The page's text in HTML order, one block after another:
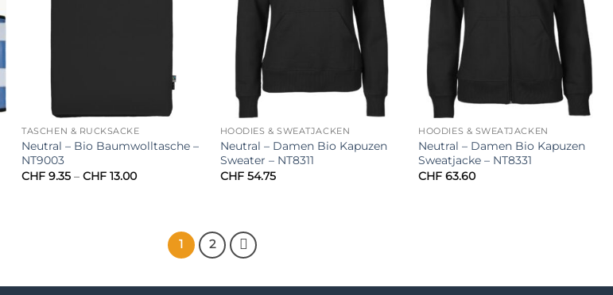
TASCHEN & RUCKSÄCKE
Neutral – Bio Baumwolltasche –
NT9003
CHF 9.35 –CHF 13.00Preisspanne:
HOODIES & SWEATJACKEN
Neutral – Damen Bio Kapuzen
Sweater – NT8311
CHF54.75
HOODIES & SWEATJACKEN
Neutral – Damen Bio Kapuzen
Sweatjacke – NT8331
CHF 63.60
1 2